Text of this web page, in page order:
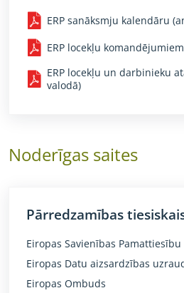
ERP sanāksmju kalendāru
ERP locekļu
ERP locekļu un darbinieku
valodā)
Noderīgas saites
Pārredzamības
Eiropas Savienības
Eiropas Datu aizsardzības
Eiropas Ombuds